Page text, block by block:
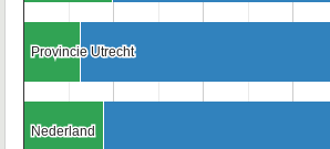
Provincie Utrecht
Provincie Utrecht
Nederland
Nederland